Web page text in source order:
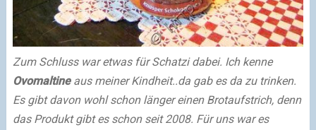
Zum Schluss war etwas für Schatzi dabei. Ich kenne
Ovomaltineaus meiner Kindheit..da gab es da zu trinken.
Es gibt davon wohl schon länger einen Brotaufstrich, denn
das Produkt gibt es schon seit 2008. Für uns war es